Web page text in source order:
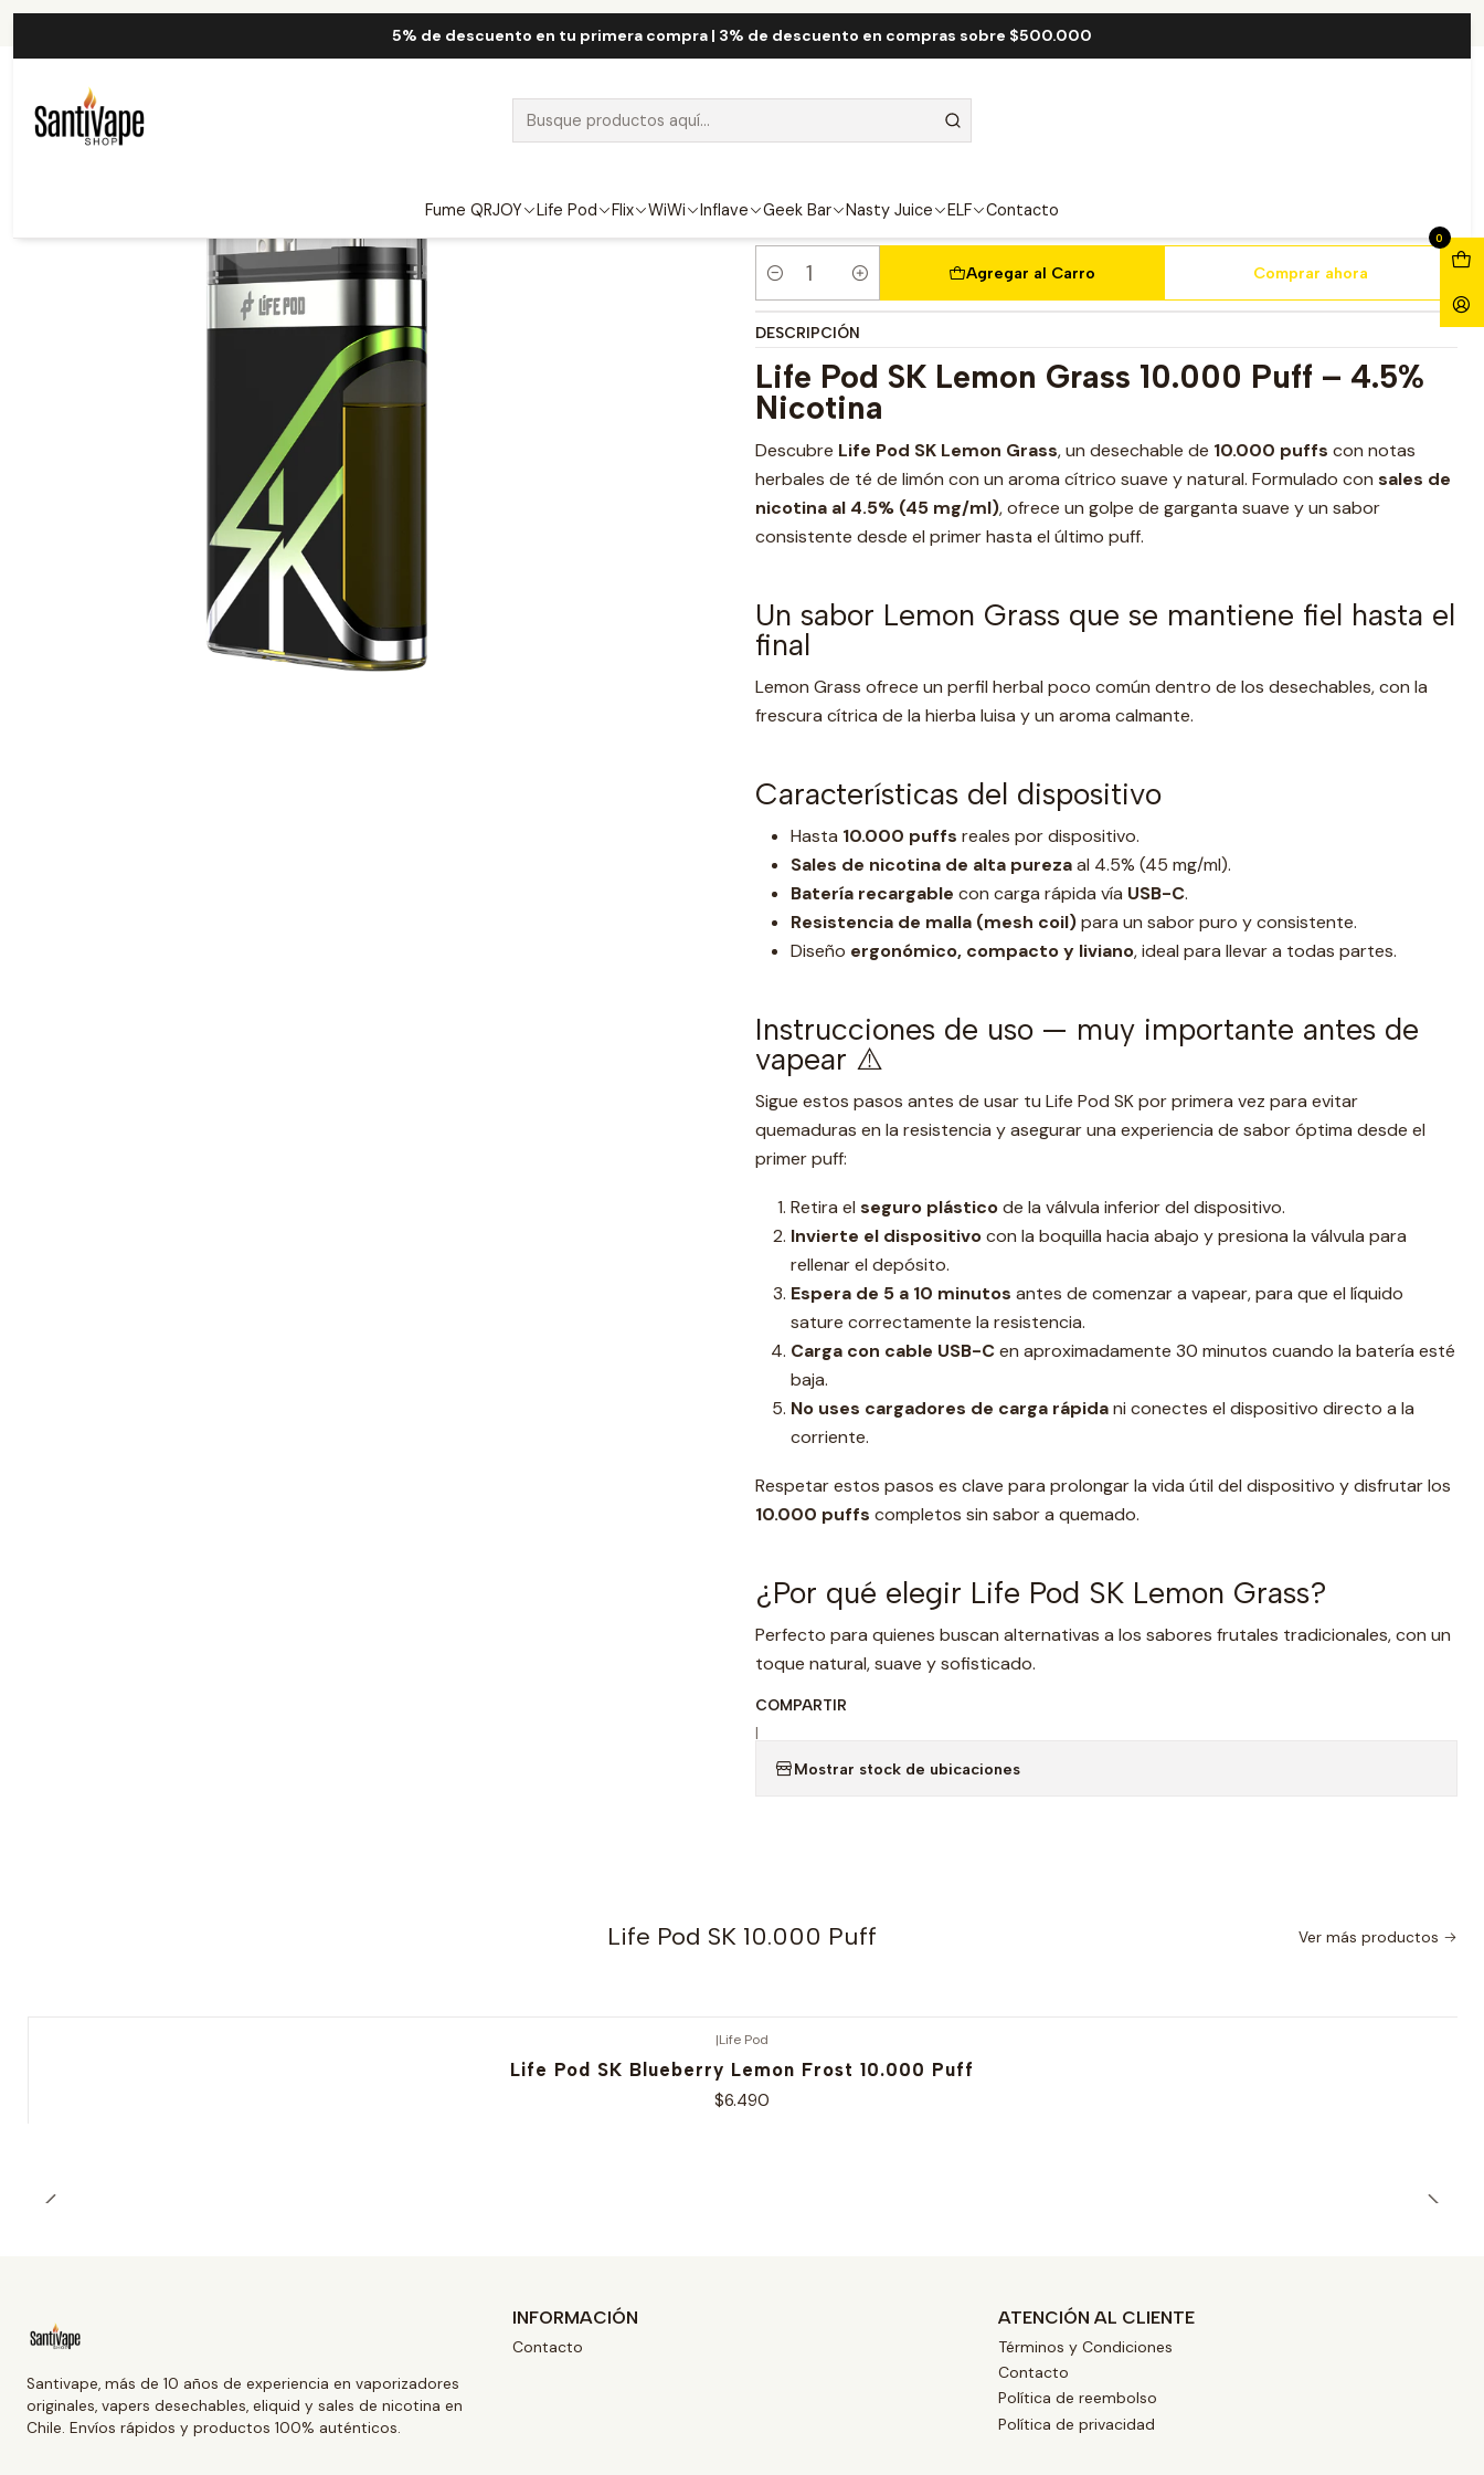
5% de descuento en tu primera compra | 3% de descuento en compras sobre $500.000
Fume QRJOY Life Pod Flix WiWi Inflave Geek Bar Nasty Juice ELF Contacto
0
Life Pod SK Lemon Grass 10.000 Puff
Cantidad
Agregar al Carro Comprar ahora
DESCRIPCIÓN
Life Pod SK Lemon Grass 10.000 Puff – 4.5%
Nicotina
Descubre Life Pod SK Lemon Grass, un desechable de 10.000 puffs con notas
herbales de té de limón con un aroma cítrico suave y natural. Formulado con sales de
nicotina al 4.5% (45 mg/ml), ofrece un golpe de garganta suave y un sabor
consistente desde el primer hasta el último puff.
Un sabor Lemon Grass que se mantiene fiel hasta el
final
Lemon Grass ofrece un perfil herbal poco común dentro de los desechables, con la
frescura cítrica de la hierba luisa y un aroma calmante.
Características del dispositivo
Hasta 10.000 puffs reales por dispositivo.
Sales de nicotina de alta purezaal 4.5% (45 mg/ml).
Batería recargable con carga rápida vía USB-C.
Resistencia de malla (mesh coil)para un sabor puro y consistente.
Diseño ergonómico, compacto y liviano, ideal para llevar a todas partes.
Instrucciones de uso — muy importante antes de
vapear ⚠️
Sigue estos pasos antes de usar tu Life Pod SK por primera vez para evitar
quemaduras en la resistencia y asegurar una experiencia de sabor óptima desde el
primer puff:
Retira el seguro plásticode la válvula inferior del dispositivo.
Invierte el dispositivocon la boquilla hacia abajo y presiona la válvula para
rellenar el depósito.
Espera de 5 a 10 minutos antes de comenzar a vapear, para que el líquido
sature correctamente la resistencia.
Carga con cable USB-Cen aproximadamente 30 minutos cuando la batería esté
baja.
No uses cargadores de carga rápidani conectes el dispositivo directo a la
corriente.
Respetar estos pasos es clave para prolongar la vida útil del dispositivo y disfrutar los
10.000 puffs completos sin sabor a quemado.
¿Por qué elegir Life Pod SK Lemon Grass?
Perfecto para quienes buscan alternativas a los sabores frutales tradicionales, con un
toque natural, suave y sofisticado.
COMPARTIR
|
Mostrar stock de ubicaciones
Life Pod SK 10.000 Puff Ver más productos
|Life Pod
Life Pod SK Blueberry Lemon Frost 10.000 Puff
$6.490
Santivape, más de 10 años de experiencia en vaporizadores
originales, vapers desechables, eliquid y sales de nicotina en
Chile. Envíos rápidos y productos 100% auténticos.
INFORMACIÓN
Contacto
ATENCIÓN AL CLIENTE
Términos y Condiciones
Contacto
Política de reembolso
Política de privacidad